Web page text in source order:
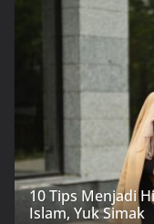
10 Tips Menjadi
Islam, Yuk Simak